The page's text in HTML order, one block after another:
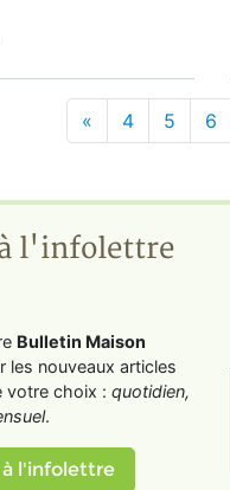
« 4 5 6
l'infolettre
Bulletin Maison
les nouveaux articles
votre choix : quotidien,
.
à l'infolettre